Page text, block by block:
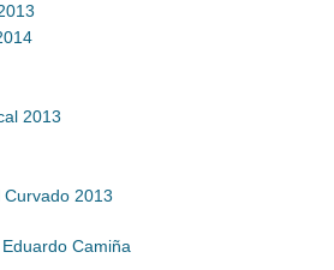
2013
2013
Camiña